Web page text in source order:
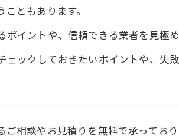
ともあります。
イントや、信頼できる業者を見極
ックしておきたいポイントや、失
相談やお見積りを無料で承ってお